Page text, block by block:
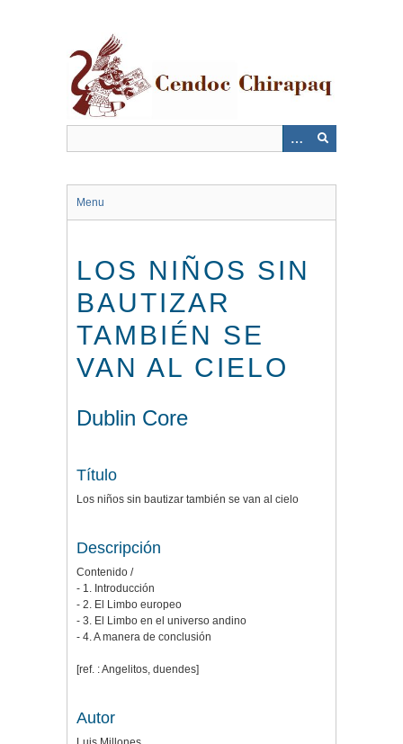
Menu
LOS NIÑOS SIN
BAUTIZAR
TAMBIÉN SE
VAN AL CIELO
Dublin Core
Título
Los niños sin bautizar también se van al cielo
Descripción
Contenido /
- 1. Introducción
- 2. El Limbo europeo
- 3. El Limbo en el universo andino
- 4. A manera de conclusión
[ref. : Angelitos, duendes]
Autor